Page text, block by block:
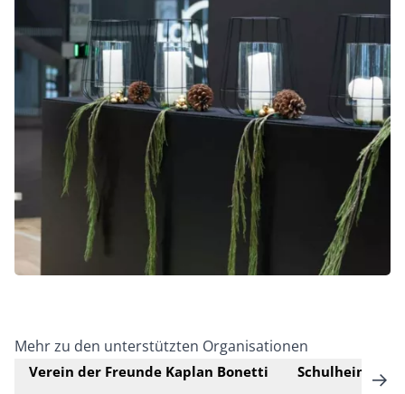
Mehr zu den unterstützten Organisationen
Verein der Freunde Kaplan Bonetti Schulheim